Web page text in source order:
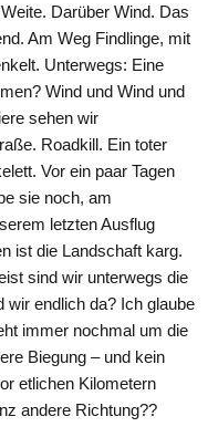
Darüber Wind. Das
Am Weg Findlinge, mit
Unterwegs: Eine
Wind und Wind und
sehen wir
Roadkill. Ein toter
Vor ein paar Tagen
sie noch, am
letzten Ausflug
ist die Landschaft karg.
sind wir unterwegs die
endlich da? Ich glaube
immer nochmal um die
Biegung – und kein
etlichen Kilometern
andere Richtung??